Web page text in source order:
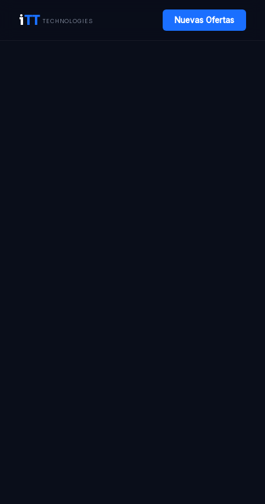
iTT TECHNOLOGIES Nuevas Ofertas